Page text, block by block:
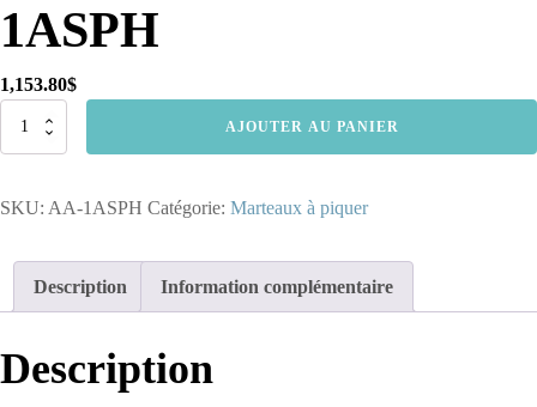
1ASPH
1,153.80$
quantité
-
1ASPH
AJOUTER AU PANIER
SKU: AA-1ASPH Catégorie: Marteaux à piquer
Description Information complémentaire
Description